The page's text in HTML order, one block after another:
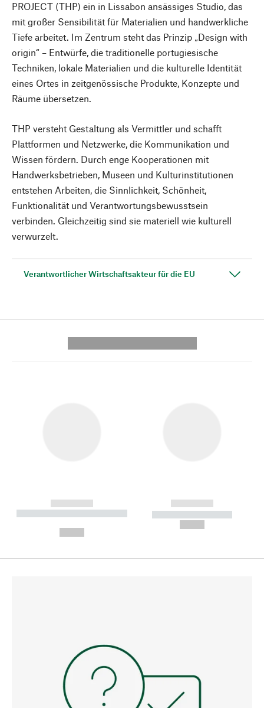
PROJECT (THP) ein in Lissabon ansässiges Studio, das
mit großer Sensibilität für Materialien und handwerkliche
Tiefe arbeitet. Im Zentrum steht das Prinzip „Design with
origin“ – Entwürfe, die traditionelle portugiesische
Techniken, lokale Materialien und die kulturelle Identität
eines Ortes in zeitgenössische Produkte, Konzepte und
Räume übersetzen.
THP versteht Gestaltung als Vermittler und schafft
Plattformen und Netzwerke, die Kommunikation und
Wissen fördern. Durch enge Kooperationen mit
Handwerksbetrieben, Museen und Kulturinstitutionen
entstehen Arbeiten, die Sinnlichkeit, Schönheit,
Funktionalität und Verantwortungsbewusstsein
verbinden. Gleichzeitig sind sie materiell wie kulturell
verwurzelt.
Verantwortlicher Wirtschaftsakteur für die EU
------------
----------- ----------- --------
------------
----------- -----------